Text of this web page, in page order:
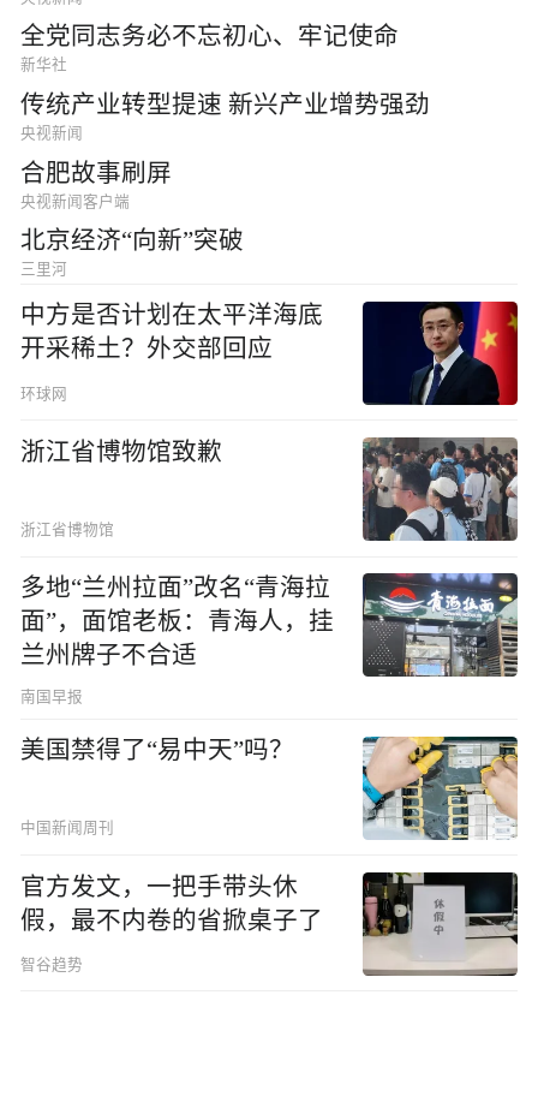
全党同志务必不忘初心、牢记使命
新华社
传统产业转型提速 新兴产业增势强劲
央视新闻
合肥故事刷屏
央视新闻客户端
北京经济“向新”突破
三里河
中方是否计划在太平洋海底
开采稀土？外交部回应
环球网
浙江省博物馆致歉
浙江省博物馆
多地“兰州拉面”改名“青海拉
面”，面馆老板：青海人，挂
兰州牌子不合适
南国早报
美国禁得了“易中天”吗？
中国新闻周刊
官方发文，一把手带头休
假，最不内卷的省掀桌子了
智谷趋势